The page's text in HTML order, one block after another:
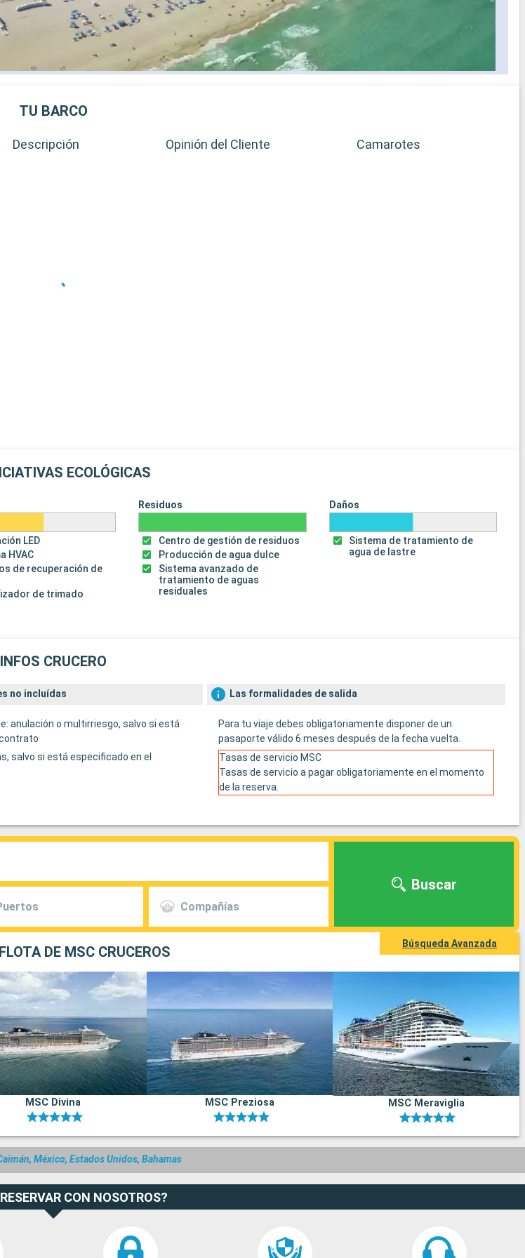
TU BARCO
Descripción Opinión del Cliente Camarotes
ECOLÓGICAS
LED
HVAC
de recuperación de
de trimado
Residuos
Centro de gestión de residuos
Producción de agua dulce
Sistema avanzado de
tratamiento de aguas
residuales
Daños
Sistema de tratamiento de
agua de lastre
INFOS CRUCERO
no incluídas
anulación o multirriesgo, salvo si está
salvo si está especificado en el
Las formalidades de salida
Para tu viaje debes obligatoriamente disponer de un
pasaporte válido 6 meses después de la fecha vuelta.
Tasas de servicio MSC
Tasas de servicio a pagar obligatoriamente en el momento
de la reserva.
Compañías
Buscar
Búsqueda Avanzada
DE MSC CRUCEROS
MSC Divina MSC Preziosa MSC Meraviglia
México, Estados Unidos, Bahamas
CON NOSOTROS?